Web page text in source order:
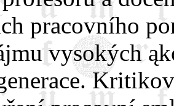
pracovního
vysokých